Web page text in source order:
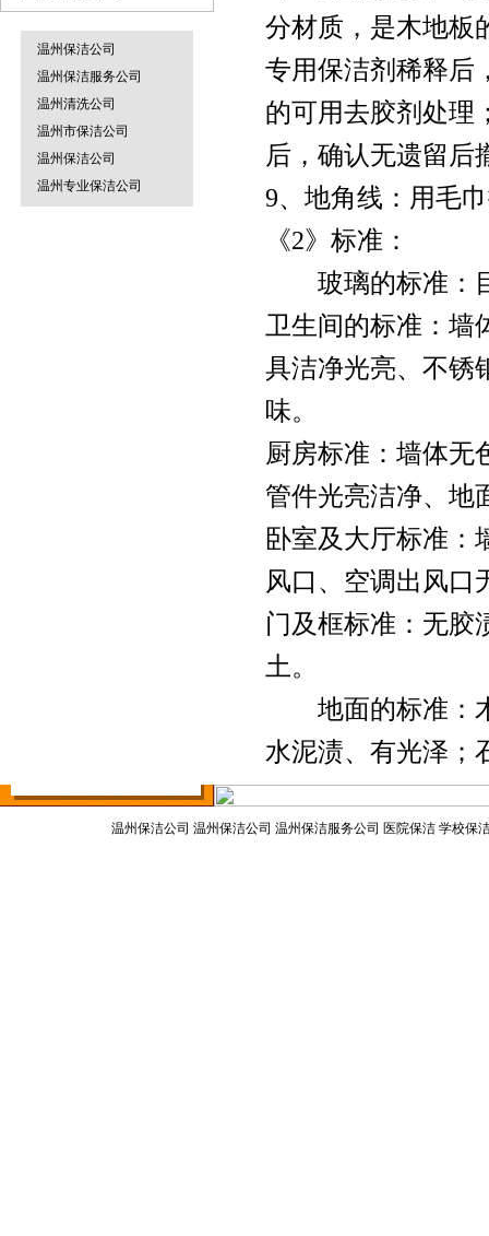
温州物业保洁
地毯干洗机
温州保洁公司
温州保洁服务公司
温州清洗公司
温州市保洁公司
温州保洁公司
温州专业保洁公司
分材质，是木地板
专用保洁剂稀释后
的可用去胶剂处理
后，确认无遗留后
9、地角线：用毛
《2》标准：
玻璃的标准：目
卫生间的标准：墙
具洁净光亮、不锈
味。
厨房标准：墙体无
管件光亮洁净、地
卧室及大厅标准：
风口、空调出风口
门及框标准：无胶
土。
地面的标准：木
水泥渍、有光泽；
温州保洁公司 温州保洁公司 温州保洁服务公司 医院保洁 学校保